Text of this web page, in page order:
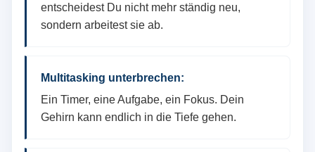
entscheidest Du nicht mehr ständig neu,
sondern arbeitest sie ab.
Multitasking unterbrechen:
Ein Timer, eine Aufgabe, ein Fokus. Dein
Gehirn kann endlich in die Tiefe gehen.